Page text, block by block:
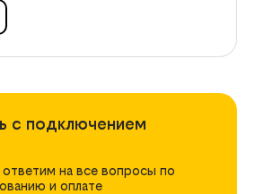
с подключением
на все вопросы по
и оплате